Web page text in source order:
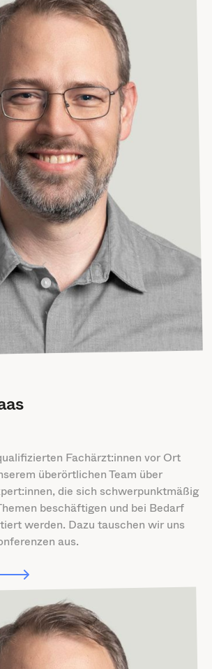
Fachärzt:innen vor Ort
überörtlichen Team über
die sich schwerpunktmäßig
beschäftigen und bei Bedarf
werden. Dazu tauschen wir uns
aus.